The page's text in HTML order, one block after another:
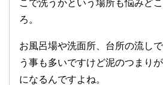
こで洗うかという場所も悩みどこ
ろ。
お風呂場や洗面所、台所の流し
う事も多いですけど泥のつまり
になるんですよね。